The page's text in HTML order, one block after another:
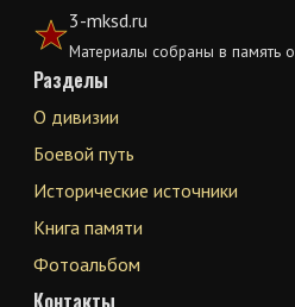
3-mksd.ru
Материалы собраны в память
Разделы
О дивизии
Боевой путь
Исторические источники
Книга памяти
Фотоальбом
Контакты